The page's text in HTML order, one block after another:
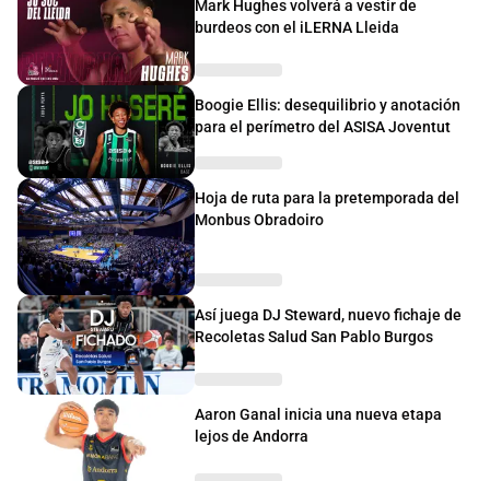
Mark Hughes volverá a vestir de
burdeos con el iLERNA Lleida
Boogie Ellis: desequilibrio y anotación
para el perímetro del ASISA Joventut
Hoja de ruta para la pretemporada del
Monbus Obradoiro
Así juega DJ Steward, nuevo fichaje de
Recoletas Salud San Pablo Burgos
Aaron Ganal inicia una nueva etapa
lejos de Andorra